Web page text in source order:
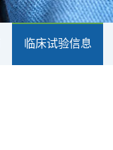
临床试验信息